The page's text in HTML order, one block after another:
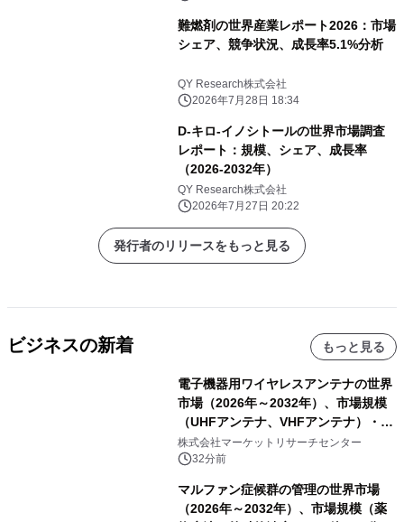
難燃剤の世界産業レポート2026：市場
シェア、競争状況、成長率5.1%分析
QY Research株式会社
2026年7月28日 18:34
D-キロ-イノシトールの世界市場調査
レポート：規模、シェア、成長率
（2026-2032年）
QY Research株式会社
2026年7月27日 20:22
発行者のリリースをもっと見る
ビジネスの新着 もっと見る
電子機器用ワイヤレスアンテナの世界
市場（2026年～2032年）、市場規模
（UHFアンテナ、VHFアンテナ）・分
析レポートを発表
株式会社マーケットリサーチセンター
32分前
マルファン症候群の管理の世界市場
（2026年～2032年）、市場規模（薬